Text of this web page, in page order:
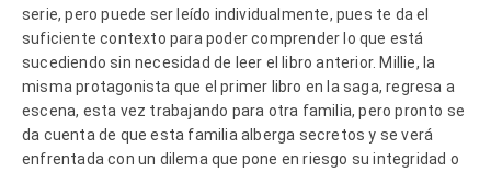
serie, pero puede ser leído individualmente, pues te da el
suficiente contexto para poder comprender lo que está
sucediendo sin necesidad de leer el libro anterior. Millie, la
misma protagonista que el primer libro en la saga, regresa a
escena, esta vez trabajando para otra familia, pero pronto se
da cuenta de que esta familia alberga secretos y se verá
enfrentada con un dilema que pone en riesgo su integridad o